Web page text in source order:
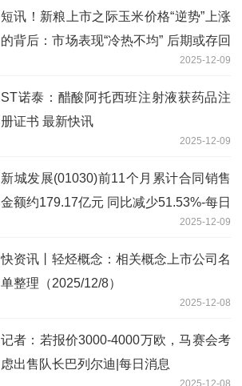
短讯！新粮上市之际玉米价格“逆势”上涨
的背后：市场表现“冷热不均” 后期或存回
2025-12-09
ST诺泰：醋酸阿托西班注射液获药品注
册证书 最新快讯
2025-12-09
新城发展(01030)前11个月累计合同销售
金额约179.17亿元 同比减少51.53%-每日
2025-12-09
快资讯丨轻烃概念：相关概念上市公司名
单整理（2025/12/8）
2025-12-08
记者：若报价3000-4000万欧，马赛会考
虑出售队长巴列尔迪|每日消息
2025-12-08